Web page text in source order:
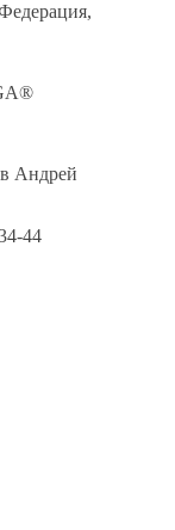
Андрей
44